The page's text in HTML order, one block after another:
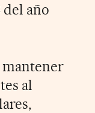
del año
mantener
al